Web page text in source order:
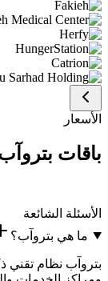
الأسعار
باقات
الأسئلة الشائعة
ما هي بتروآب؟